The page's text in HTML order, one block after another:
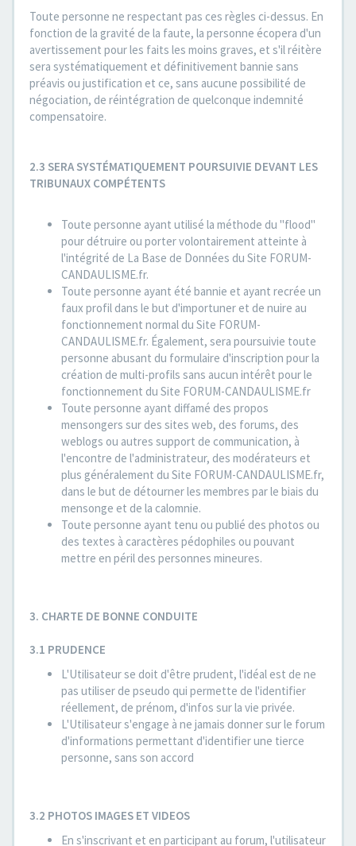
Toute personne ne respectant pas ces règles ci-dessus. En
fonction de la gravité de la faute, la personne écopera d'un
avertissement pour les faits les moins graves, et s'il réitère
sera systématiquement et définitivement bannie sans
préavis ou justification et ce, sans aucune possibilité de
négociation, de réintégration de quelconque indemnité
compensatoire.
2.3 SERA SYSTÉMATIQUEMENT POURSUIVIE DEVANT LES
TRIBUNAUX COMPÉTENTS
Toute personne ayant utilisé la méthode du "flood"
pour détruire ou porter volontairement atteinte à
l'intégrité de La Base de Données du Site FORUM-
CANDAULISME.fr.
Toute personne ayant été bannie et ayant recrée un
faux profil dans le but d'importuner et de nuire au
fonctionnement normal du Site FORUM-
CANDAULISME.fr. Également, sera poursuivie toute
personne abusant du formulaire d'inscription pour la
création de multi-profils sans aucun intérêt pour le
fonctionnement du Site FORUM-CANDAULISME.fr
Toute personne ayant diffamé des propos
mensongers sur des sites web, des forums, des
weblogs ou autres support de communication, à
l'encontre de l'administrateur, des modérateurs et
plus généralement du Site FORUM-CANDAULISME.fr,
dans le but de détourner les membres par le biais du
mensonge et de la calomnie.
Toute personne ayant tenu ou publié des photos ou
des textes à caractères pédophiles ou pouvant
mettre en péril des personnes mineures.
3. CHARTE DE BONNE CONDUITE
3.1 PRUDENCE
L'Utilisateur se doit d'être prudent, l'idéal est de ne
pas utiliser de pseudo qui permette de l'identifier
réellement, de prénom, d'infos sur la vie privée.
L'Utilisateur s'engage à ne jamais donner sur le forum
d'informations permettant d'identifier une tierce
personne, sans son accord
3.2 PHOTOS IMAGES ET VIDEOS
En s'inscrivant et en participant au forum, l'utilisateur